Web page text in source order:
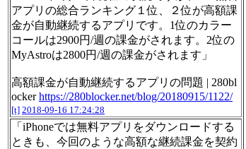
アプリの総合ランキング１位、２位が高額課
金が自動継続するアプリです。1位のカラー
コールは2900円/週の課金がされます。2位の
MyAstroは2800円/週の課金がされます」
高額課金が自動継続するアプリの問題 | 280bl
ockerhttps://280blocker.net/blog/20180915/1122/
[t] 2018-09-16 17:24:28
「iPhoneでは無料アプリをダウンロードする
ときも、今回のような高額な継続課金を契約